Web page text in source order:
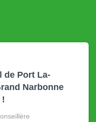
de Port La-
Narbonne
!